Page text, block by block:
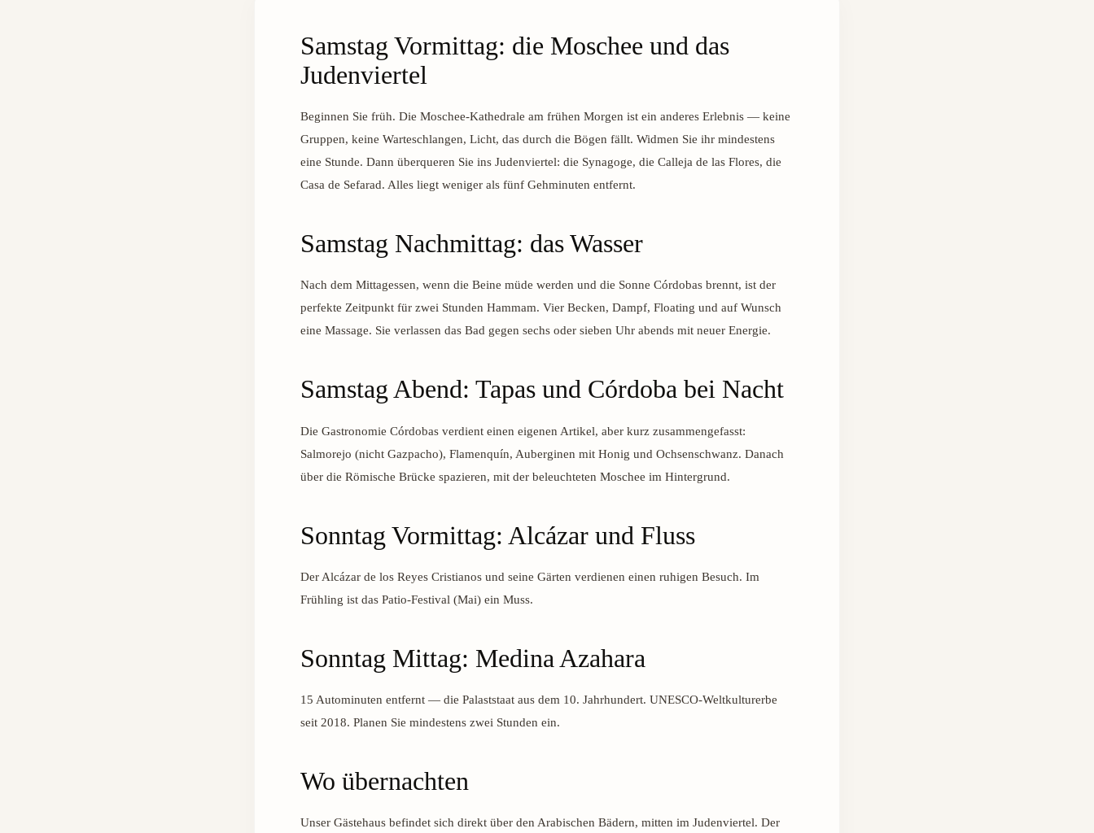
Samstag Vormittag: die Moschee und das
Judenviertel
Beginnen Sie früh. Die Moschee-Kathedrale am frühen Morgen ist ein anderes Erlebnis — keine
Gruppen, keine Warteschlangen, Licht, das durch die Bögen fällt. Widmen Sie ihr mindestens
eine Stunde. Dann überqueren Sie ins Judenviertel: die Synagoge, die Calleja de las Flores, die
Casa de Sefarad. Alles liegt weniger als fünf Gehminuten entfernt.
Samstag Nachmittag: das Wasser
Nach dem Mittagessen, wenn die Beine müde werden und die Sonne Córdobas brennt, ist der
perfekte Zeitpunkt für zwei Stunden Hammam. Vier Becken, Dampf, Floating und auf Wunsch
eine Massage. Sie verlassen das Bad gegen sechs oder sieben Uhr abends mit neuer Energie.
Samstag Abend: Tapas und Córdoba bei Nacht
Die Gastronomie Córdobas verdient einen eigenen Artikel, aber kurz zusammengefasst:
Salmorejo (nicht Gazpacho), Flamenquín, Auberginen mit Honig und Ochsenschwanz. Danach
über die Römische Brücke spazieren, mit der beleuchteten Moschee im Hintergrund.
Sonntag Vormittag: Alcázar und Fluss
Der Alcázar de los Reyes Cristianos und seine Gärten verdienen einen ruhigen Besuch. Im
Frühling ist das Patio-Festival (Mai) ein Muss.
Sonntag Mittag: Medina Azahara
15 Autominuten entfernt — die Palaststaat aus dem 10. Jahrhundert. UNESCO-Weltkulturerbe
seit 2018. Planen Sie mindestens zwei Stunden ein.
Wo übernachten
Unser Gästehaus befindet sich direkt über den Arabischen Bädern, mitten im Judenviertel. Der